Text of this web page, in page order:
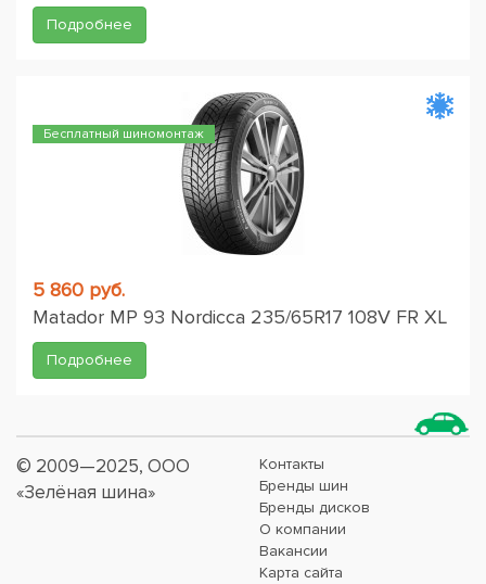
Подробнее
Бесплатный шиномонтаж
5 860 руб.
Matador MP 93 Nordicca 235/65R17 108V FR XL
Подробнее
© 2009—2025, ООО
«Зелёная шина»
Контакты
Бренды шин
Бренды дисков
О компании
Вакансии
Карта сайта